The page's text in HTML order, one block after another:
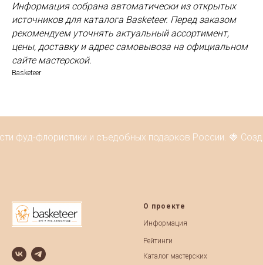
Информация собрана автоматически из открытых
источников для каталога Basketeer. Перед заказом
рекомендуем уточнять актуальный ассортимент,
цены, доставку и адрес самовывоза на официальном
сайте мастерской.
Basketeer
фуд-флористики и съедобных подарков России. 🍓
О проекте
Информация
Рейтинги
Каталог мастерских